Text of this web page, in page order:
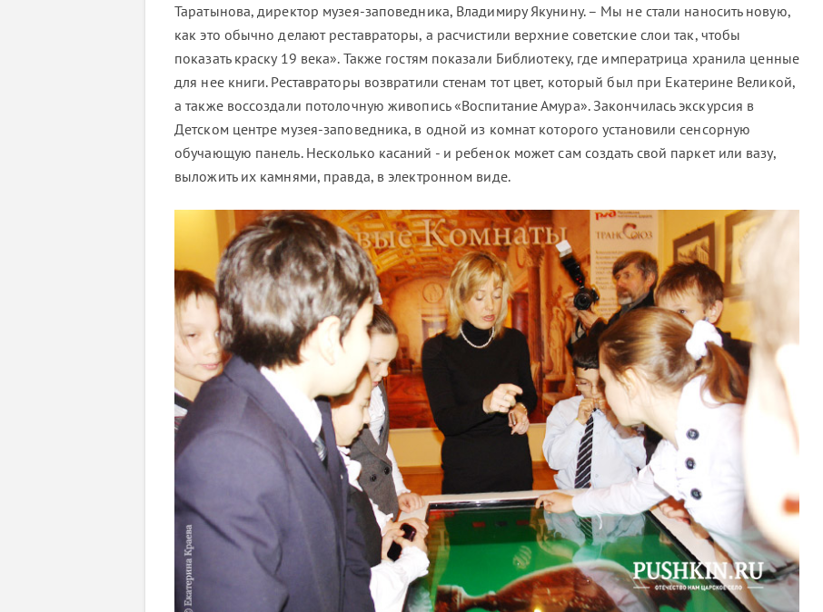
Таратынова, директор музея-заповедника, Владимиру Якунину. – Мы не стали наносить новую,
как это обычно делают реставраторы, а расчистили верхние советские слои так, чтобы
показать краску 19 века». Также гостям показали Библиотеку, где императрица хранила ценные
для нее книги. Реставраторы возвратили стенам тот цвет, который был при Екатерине Великой,
а также воссоздали потолочную живопись «Воспитание Амура». Закончилась экскурсия в
Детском центре музея-заповедника, в одной из комнат которого установили сенсорную
обучающую панель. Несколько касаний - и ребенок может сам создать свой паркет или вазу,
выложить их камнями, правда, в электронном виде.